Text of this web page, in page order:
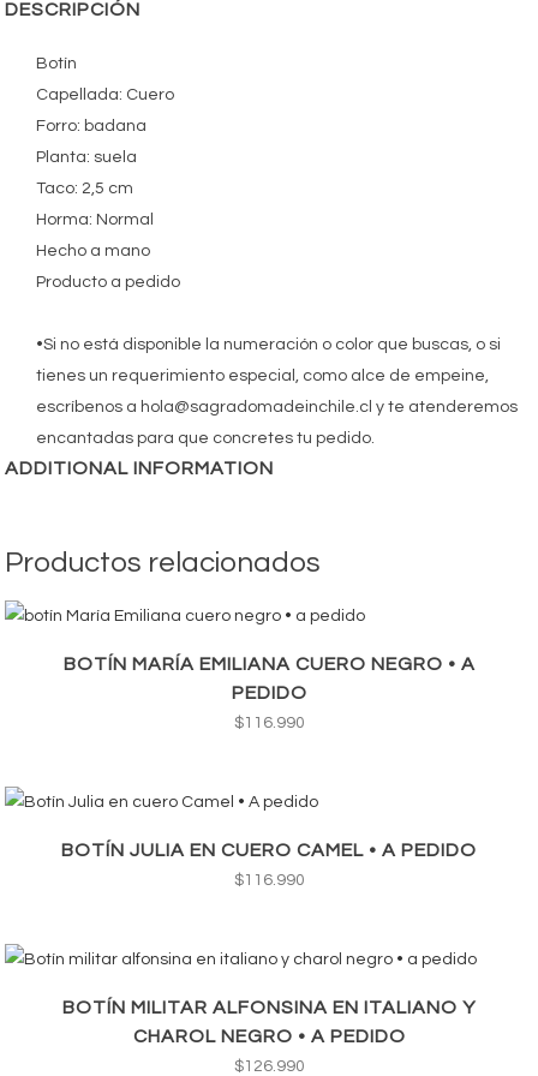
DESCRIPCIÓN
Botín
Capellada: Cuero
Forro: badana
Planta: suela
Taco: 2,5 cm
Horma: Normal
Hecho a mano
Producto a pedido
•Si no está disponible la numeración o color que buscas, o si
tienes un requerimiento especial, como alce de empeine,
escríbenos a hola@sagradomadeinchile.cl y te atenderemos
encantadas para que concretes tu pedido.
ADDITIONAL INFORMATION
Productos relacionados
BOTÍN MARÍA EMILIANA CUERO NEGRO • A
PEDIDO
$116.990
BOTÍN JULIA EN CUERO CAMEL • A PEDIDO
$116.990
BOTÍN MILITAR ALFONSINA EN ITALIANO Y
CHAROL NEGRO • A PEDIDO
$126.990